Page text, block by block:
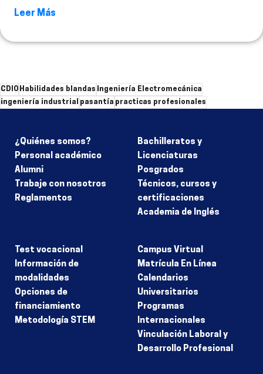
Leer Más
CDIOHabilidades blandas Ingeniería Electromecánica
ingeniería industrial pasantía practicas profesionales
¿Quiénes somos?
Personal académico
Alumni
Trabaje con nosotros
Reglamentos
Bachilleratos y
Licenciaturas
Posgrados
Técnicos, cursos y
certificaciones
Academia de Inglés
Test vocacional
Información de
modalidades
Opciones de
financiamiento
Metodología STEM
Campus Virtual
Matrícula En Línea
Calendarios
Universitarios
Programas
Internacionales
Vinculación Laboral y
Desarrollo Profesional